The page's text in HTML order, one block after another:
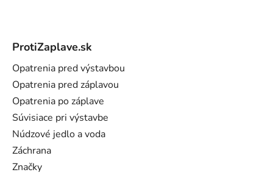
ProtiZaplave.sk
Opatrenia pred výstavbou
Opatrenia pred záplavou
Opatrenia po záplave
Súvisiace pri výstavbe
Núdzové jedlo a voda
Záchrana
Značky